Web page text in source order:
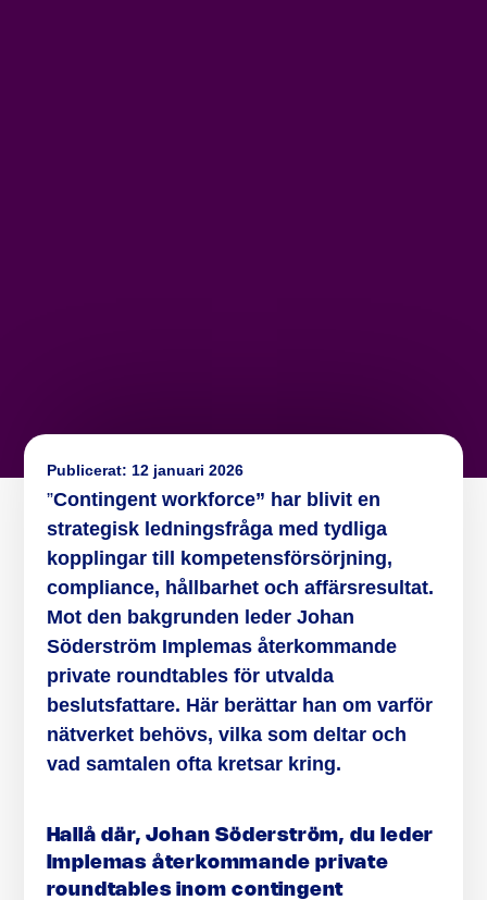
Publicerat: 12 januari 2026
”Contingent workforce” har blivit en
strategisk ledningsfråga med tydliga
kopplingar till kompetensförsörjning,
compliance, hållbarhet och affärsresultat.
Mot den bakgrunden leder Johan
Söderström Implemas återkommande
private roundtables för utvalda
beslutsfattare. Här berättar han om varför
nätverket behövs, vilka som deltar och
vad samtalen ofta kretsar kring.
Hallå där, Johan Söderström, du leder
Implemas återkommande private
roundtables inom contingent